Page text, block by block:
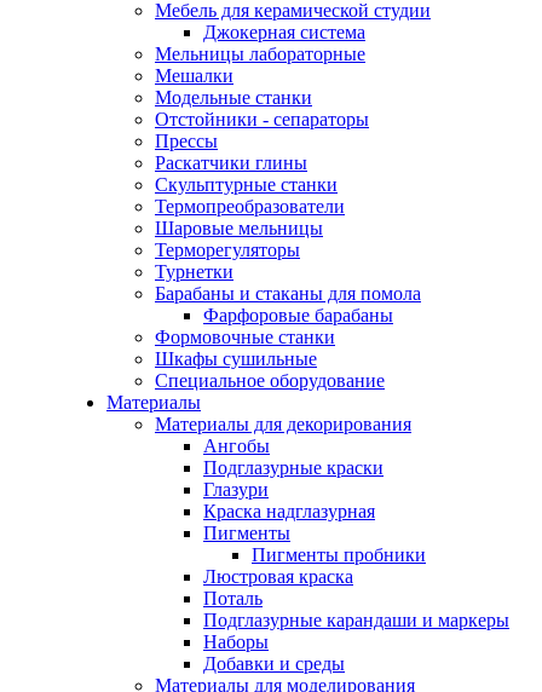
Мебель для керамической студии
Джокерная система
Мельницы лабораторные
Мешалки
Модельные станки
Отстойники - сепараторы
Прессы
Раскатчики глины
Скульптурные станки
Термопреобразователи
Шаровые мельницы
Терморегуляторы
Турнетки
Барабаны и стаканы для помола
Фарфоровые барабаны
Формовочные станки
Шкафы сушильные
Специальное оборудование
Материалы
Материалы для декорирования
Ангобы
Подглазурные краски
Глазури
Краска надглазурная
Пигменты
Пигменты пробники
Люстровая краска
Поталь
Подглазурные карандаши и маркеры
Наборы
Добавки и среды
Материалы для моделирования